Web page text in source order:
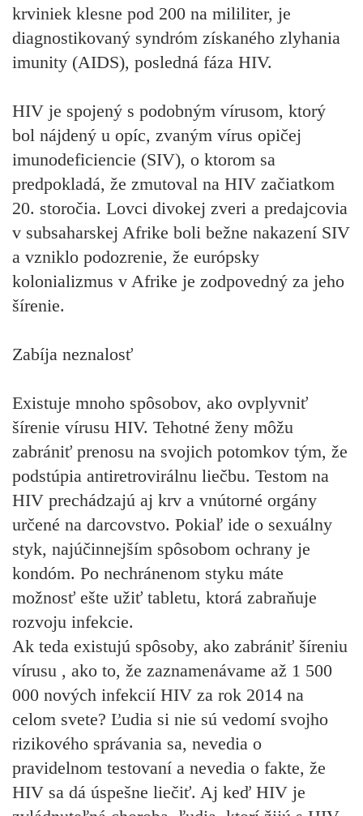
krviniek klesne pod 200 na mililiter, je
diagnostikovaný syndróm získaného zlyhania
imunity (AIDS), posledná fáza HIV.
HIV je spojený s podobným vírusom, ktorý
bol nájdený u opíc, zvaným vírus opičej
imunodeficiencie (SIV), o ktorom sa
predpokladá, že zmutoval na HIV začiatkom
20. storočia. Lovci divokej zveri a predajcovia
v subsaharskej Afrike boli bežne nakazení SIV
a vzniklo podozrenie, že európsky
kolonializmus v Afrike je zodpovedný za jeho
šírenie.
Zabíja neznalosť
Existuje mnoho spôsobov, ako ovplyvniť
šírenie vírusu HIV. Tehotné ženy môžu
zabrániť prenosu na svojich potomkov tým, že
podstúpia antiretrovirálnu liečbu. Testom na
HIV prechádzajú aj krv a vnútorné orgány
určené na darcovstvo. Pokiaľ ide o sexuálny
styk, najúčinnejším spôsobom ochrany je
kondóm. Po nechránenom styku máte
možnosť ešte užiť tabletu, ktorá zabraňuje
rozvoju infekcie.
Ak teda existujú spôsoby, ako zabrániť šíreniu
vírusu , ako to, že zaznamenávame až 1 500
000 nových infekcií HIV za rok 2014 na
celom svete? Ľudia si nie sú vedomí svojho
rizikového správania sa, nevedia o
pravidelnom testovaní a nevedia o fakte, že
HIV sa dá úspešne liečiť. Aj keď HIV je